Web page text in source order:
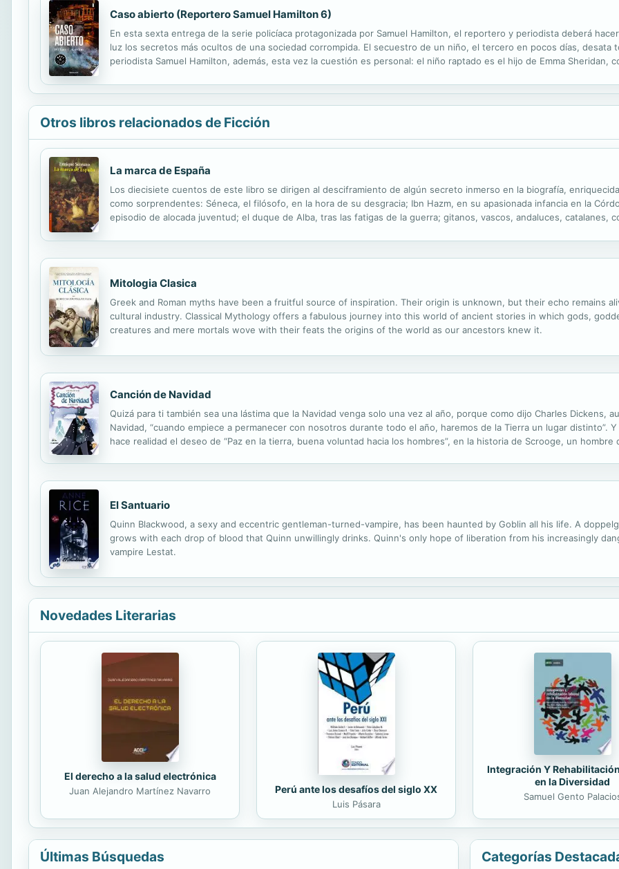
Caso abierto (Reportero Samuel Hamilton 6)
En esta sexta entrega de la serie policíaca protagonizada por Samuel Hamilton, el reportero y periodista deberá
luz los secretos más ocultos de una sociedad corrompida. El secuestro de un niño, el tercero en pocos días, desata
periodista Samuel Hamilton, además, esta vez la cuestión es personal: el niño raptado es el hijo de Emma Sheridan,
Otros libros relacionados de Ficción
La marca de España
Los diecisiete cuentos de este libro se dirigen al desciframiento de algún secreto inmerso en la biografía,
como sorprendentes: Séneca, el filósofo, en la hora de su desgracia; Ibn Hazm, en su apasionada infancia en la
episodio de alocada juventud; el duque de Alba, tras las fatigas de la guerra; gitanos, vascos, andaluces, catalanes,
Mitologia Clasica
Greek and Roman myths have been a fruitful source of inspiration. Their origin is unknown, but their echo remains
cultural industry. Classical Mythology offers a fabulous journey into this world of ancient stories in which gods,
creatures and mere mortals wove with their feats the origins of the world as our ancestors knew it.
Canción de Navidad
Quizá para ti también sea una lástima que la Navidad venga solo una vez al año, porque como dijo Charles Dickens,
Navidad, “cuando empiece a permanecer con nosotros durante todo el año, haremos de la Tierra un lugar distinto”.
hace realidad el deseo de “Paz en la tierra, buena voluntad hacia los hombres”, en la historia de Scrooge, un
El Santuario
Quinn Blackwood, a sexy and eccentric gentleman-turned-vampire, has been haunted by Goblin all his life. A
grows with each drop of blood that Quinn unwillingly drinks. Quinn's only hope of liberation from his increasingly
vampire Lestat.
Novedades Literarias
El derecho a la salud electrónica
Juan Alejandro Martínez Navarro Perú ante los desafíos del siglo XX
Luis Pásara
Integración Y
en la Diversidad
Samuel Gento
Últimas Búsquedas Categorías